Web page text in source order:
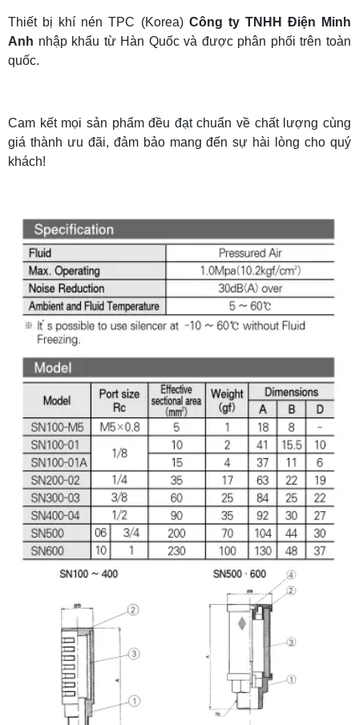
Thiết bị khí nén TPC (Korea) Công ty TNHH Điện Minh
Anh nhập khẩu từ Hàn Quốc và được phân phối trên toàn
quốc.
Cam kết mọi sản phẩm đều đạt chuẩn về chất lượng cùng
giá thành ưu đãi, đảm bảo mang đến sự hài lòng cho quý
khách!